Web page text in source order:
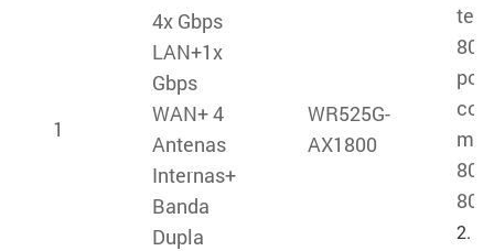
1
4x Gbps
LAN+1x
Gbps
WAN+ 4
Antenas
Internas+
Banda
Dupla
WR525G-
AX1800
2.